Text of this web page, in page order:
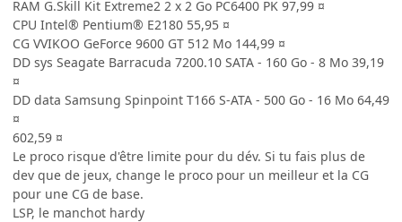
RAM G.Skill Kit Extreme2 2 x 2 Go PC6400 PK 97,99 ¤
CPU Intel® Pentium® E2180 55,95 ¤
CG VVIKOO GeForce 9600 GT 512 Mo 144,99 ¤
DD sys Seagate Barracuda 7200.10 SATA - 160 Go - 8 Mo 39,19
¤
DD data Samsung Spinpoint T166 S-ATA - 500 Go - 16 Mo 64,49
¤
602,59 ¤
Le proco risque d'être limite pour du dév. Si tu fais plus de
dev que de jeux, change le proco pour un meilleur et la CG
pour une CG de base.
LSP, le manchot hardy